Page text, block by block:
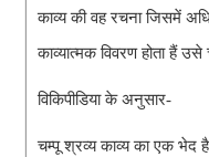
काव्य की वह रचना जिसमें
काव्यात्मक विवरण होता हैं
विकिपीडिया के अनुसार-
चम्पू श्रव्य काव्य का एक भेद